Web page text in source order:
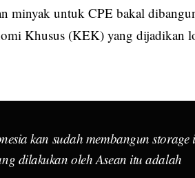
minyak untuk CPE bakal
Khusus (KEK) yang dijadikan
kan sudah membangunstorage
dilakukan oleh Asean itu adalah